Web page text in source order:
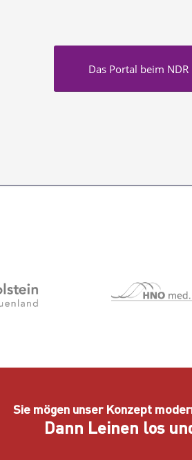
Das Portal beim NDR
Sie mögen unser Konzept
Dann Leinen los